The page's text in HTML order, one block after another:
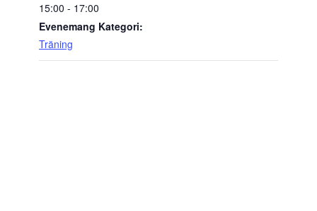
15:00 - 17:00
Evenemang Kategori:
Träning